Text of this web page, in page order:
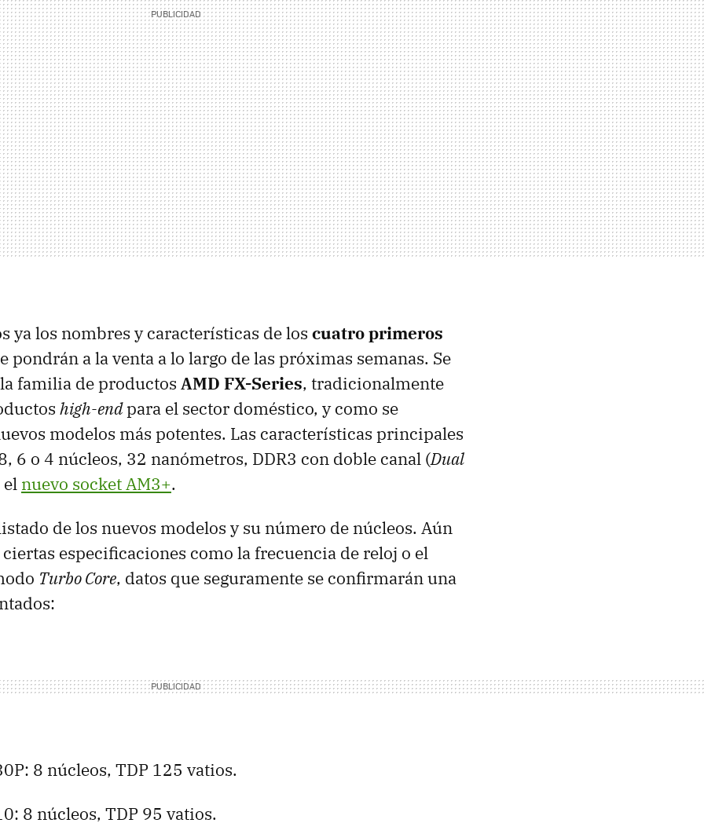
ya los nombres y características de los cuatro primeros
pondrán a la venta a lo largo de las próximas semanas. Se
familia de productos AMD FX-Series, tradicionalmente
high-endpara el sector doméstico, y como se
modelos más potentes. Las características principales
6 o 4 núcleos, 32 nanómetros, DDR3 con doble canal (Dual
el nuevo socket AM3+.
de los nuevos modelos y su número de núcleos. Aún
especificaciones como la frecuencia de reloj o el
Turbo Core, datos que seguramente se confirmarán una
8 núcleos, TDP 125 vatios.
8 núcleos, TDP 95 vatios.